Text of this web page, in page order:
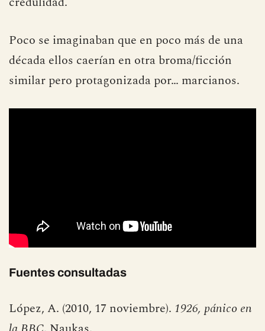
Poco se imaginaban que en poco más de una
década ellos caerían en otra broma/ficción
similar pero protagonizada por… marcianos.
Fuentes consultadas
López, A. (2010, 17 noviembre). 1926, pánico en